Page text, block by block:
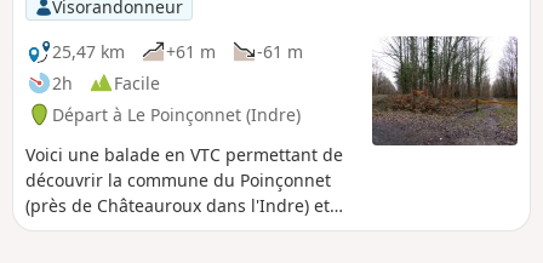
Visorandonneur
25,47 km
+61 m
-61 m
2h
Facile
Départ à Le Poinçonnet (Indre)
Voici une balade en VTC permettant de
découvrir la commune du Poinçonnet
(près de Châteauroux dans l'Indre) et
surtout sa belle forêt domaniale et ses